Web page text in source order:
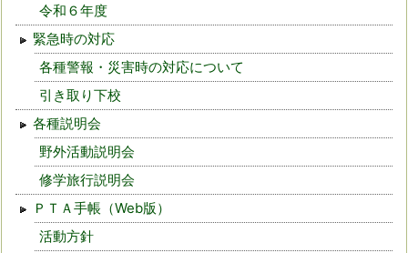
令和６年度
緊急時の対応
各種警報・災害時の対応について
引き取り下校
各種説明会
野外活動説明会
修学旅行説明会
ＰＴＡ手帳（Web版）
活動方針